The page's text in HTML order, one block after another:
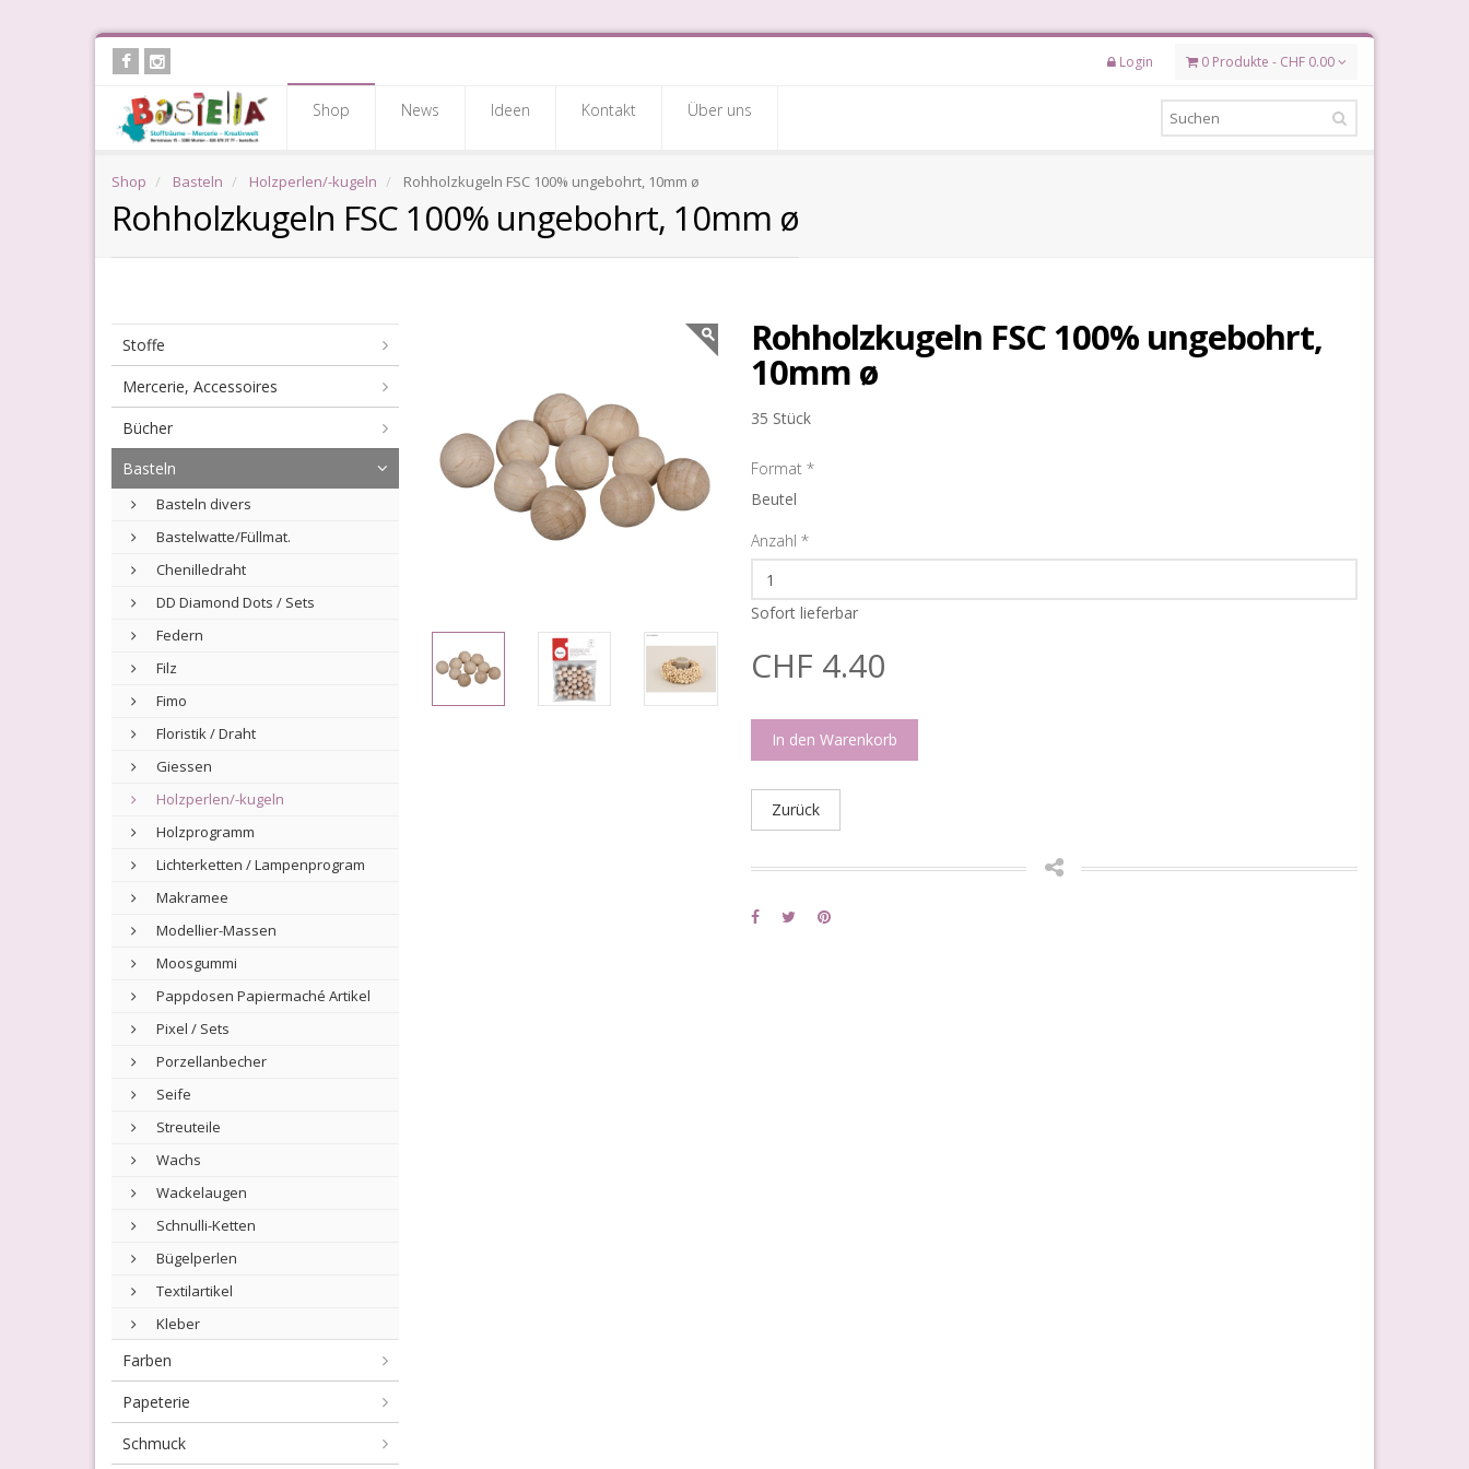
Skip
content
Login 0 Produkte - CHF 0.00
Shop News Ideen Kontakt Über uns
Shop Basteln Holzperlen/-kugeln Rohholzkugeln FSC 100% ungebohrt, 10mm ø
Rohholzkugeln FSC 100% ungebohrt, 10mm ø
Stoffe
Mercerie, Accessoires
Bücher
Basteln
Basteln divers
Bastelwatte/Füllmat.
Chenilledraht
DD Diamond Dots / Sets
Federn
Filz
Fimo
Floristik / Draht
Giessen
Holzperlen/-kugeln
Holzprogramm
Lichterketten / Lampenprogram
Makramee
Modellier-Massen
Moosgummi
Pappdosen Papiermaché Artikel
Pixel / Sets
Porzellanbecher
Seife
Streuteile
Wachs
Wackelaugen
Schnulli-Ketten
Bügelperlen
Textilartikel
Kleber
Farben
Papeterie
Schmuck
Rohholzkugeln FSC 100% ungebohrt,
10mm ø
35 Stück
Format*
Beutel
Anzahl *
Sofort lieferbar
CHF 4.40
In den Warenkorb
Zurück